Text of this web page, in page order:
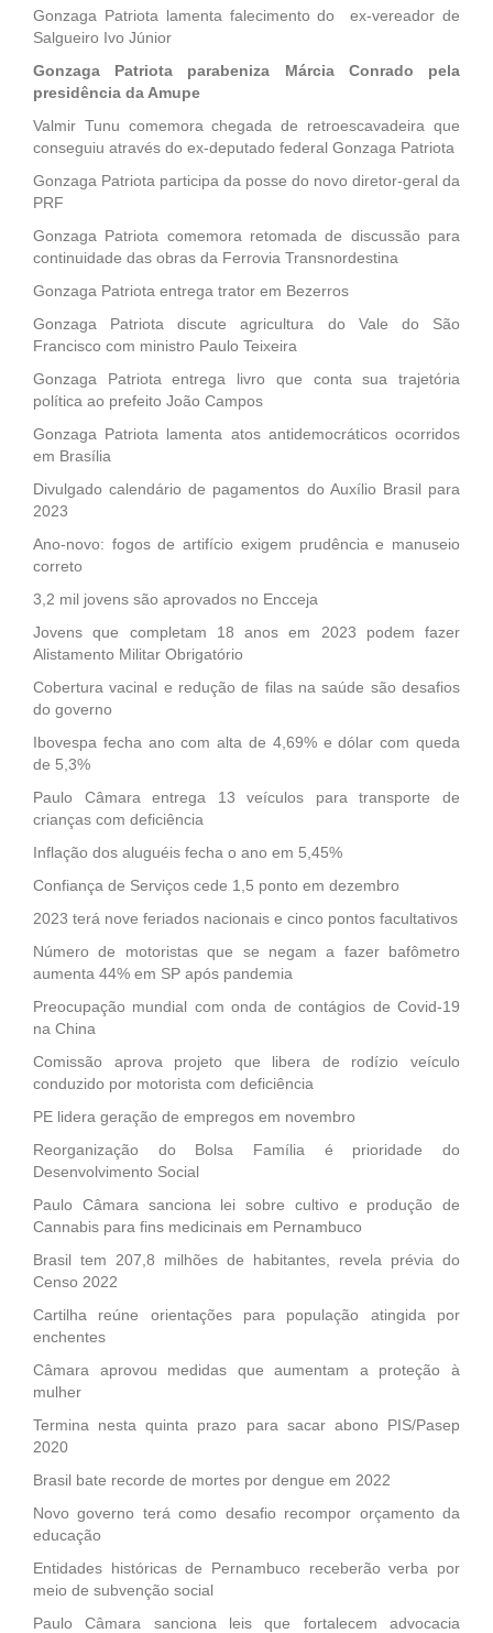
Gonzaga Patriota lamenta falecimento do ex-vereador de
Salgueiro Ivo Júnior
Gonzaga Patriota parabeniza Márcia Conrado pela
presidência da Amupe
Valmir Tunu comemora chegada de retroescavadeira que
conseguiu através do ex-deputado federal Gonzaga Patriota
Gonzaga Patriota participa da posse do novo diretor-geral da
PRF
Gonzaga Patriota comemora retomada de discussão para
continuidade das obras da Ferrovia Transnordestina
Gonzaga Patriota entrega trator em Bezerros
Gonzaga Patriota discute agricultura do Vale do São
Francisco com ministro Paulo Teixeira
Gonzaga Patriota entrega livro que conta sua trajetória
política ao prefeito João Campos
Gonzaga Patriota lamenta atos antidemocráticos ocorridos
em Brasília
Divulgado calendário de pagamentos do Auxílio Brasil para
2023
Ano-novo: fogos de artifício exigem prudência e manuseio
correto
3,2 mil jovens são aprovados no Encceja
Jovens que completam 18 anos em 2023 podem fazer
Alistamento Militar Obrigatório
Cobertura vacinal e redução de filas na saúde são desafios
do governo
Ibovespa fecha ano com alta de 4,69% e dólar com queda
de 5,3%
Paulo Câmara entrega 13 veículos para transporte de
crianças com deficiência
Inflação dos aluguéis fecha o ano em 5,45%
Confiança de Serviços cede 1,5 ponto em dezembro
2023 terá nove feriados nacionais e cinco pontos facultativos
Número de motoristas que se negam a fazer bafômetro
aumenta 44% em SP após pandemia
Preocupação mundial com onda de contágios de Covid-19
na China
Comissão aprova projeto que libera de rodízio veículo
conduzido por motorista com deficiência
PE lidera geração de empregos em novembro
Reorganização do Bolsa Família é prioridade do
Desenvolvimento Social
Paulo Câmara sanciona lei sobre cultivo e produção de
Cannabis para fins medicinais em Pernambuco
Brasil tem 207,8 milhões de habitantes, revela prévia do
Censo 2022
Cartilha reúne orientações para população atingida por
enchentes
Câmara aprovou medidas que aumentam a proteção à
mulher
Termina nesta quinta prazo para sacar abono PIS/Pasep
2020
Brasil bate recorde de mortes por dengue em 2022
Novo governo terá como desafio recompor orçamento da
educação
Entidades históricas de Pernambuco receberão verba por
meio de subvenção social
Paulo Câmara sanciona leis que fortalecem advocacia